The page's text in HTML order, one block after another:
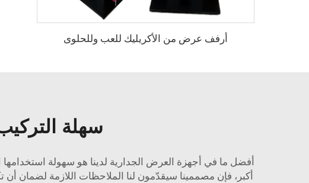
أرفف عرض من الأكريليك للعب وللحلوى
سهلة
أفضل ما في أجهزة العرض الجدارية لدينا هو سهولة استخدامها
أكبر، فإن مصممينا سيقدّمون لنا الملاحظات اللازمة لضمان